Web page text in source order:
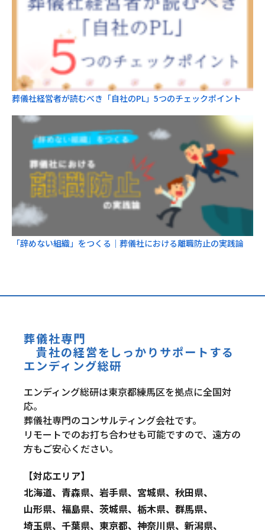
葬儀社経営者が読むべき「自社のPL」5つのチェックポイント
「辞めない組織」をつくる｜葬儀社における離職防止の実践論
葬儀社専門
貴社の経営をしっかりサポートする
エンディング総研
エンディング総研は東京都練馬区を拠点に全国対
応。
葬儀社専門のコンサルティング会社です。
リモートでのお打ち合わせも可能ですので、遠方の
方もご安心ください。
【対応エリア】
北海道、青森県、岩手県、宮城県、秋田県、
山形県、福島県、茨城県、栃木県、群馬県、
埼玉県、千葉県、東京都、神奈川県、新潟県、